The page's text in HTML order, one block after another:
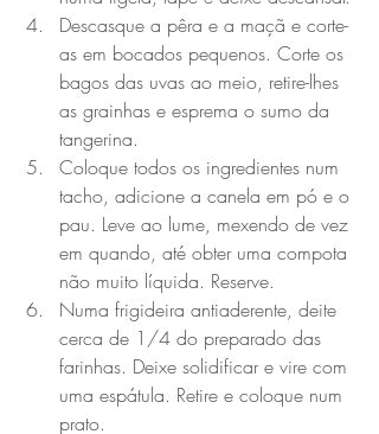
Descasque a pêra e a maçã e corte-
as em bocados pequenos. Corte os
bagos das uvas ao meio, retire-lhes
as grainhas e esprema o sumo da
tangerina.
Coloque todos os ingredientes num
tacho, adicione a canela em pó e o
pau. Leve ao lume, mexendo de vez
em quando, até obter uma compota
não muito líquida. Reserve.
Numa frigideira antiaderente, deite
cerca de 1/4 do preparado das
farinhas. Deixe solidificar e vire com
uma espátula. Retire e coloque num
prato.